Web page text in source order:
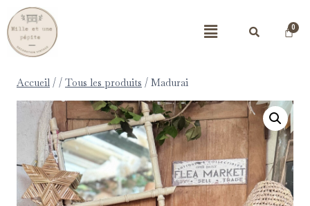
Accueil / / Tous les produits / Madurai